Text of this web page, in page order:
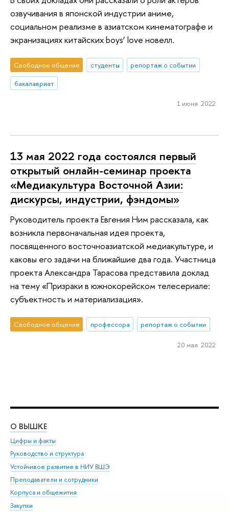
озвучивания в японской индустрии аниме,
социальном реализме в азиатском кинематографе и
экранизациях китайских boys’ love новелл.
Свободное общение студенты
репортаж о событии
бакалавриат
1 июня 2022
13 мая 2022 года состоялся первый
открытый онлайн-семинар проекта
«Медиакультура Восточной Азии:
дискурсы, индустрии, фэндомы»
Руководитель проекта Евгения Ним рассказала, как
возникла первоначальная идея проекта,
посвященного восточноазиатской медиакультуре, и
каковы его задачи на ближайшие два года. Участница
проекта Александра Тарасова представила доклад
на тему «Призраки в южнокорейском телесериале:
субъектность и материализация».
Свободное общение профессора репортаж о событии
20 мая 2022
О ВЫШКЕ
Цифры и факты
Руководство и структура
Устойчивое развитие в НИУ ВШЭ
Преподаватели и сотрудники
Корпуса и общежития
Закупки